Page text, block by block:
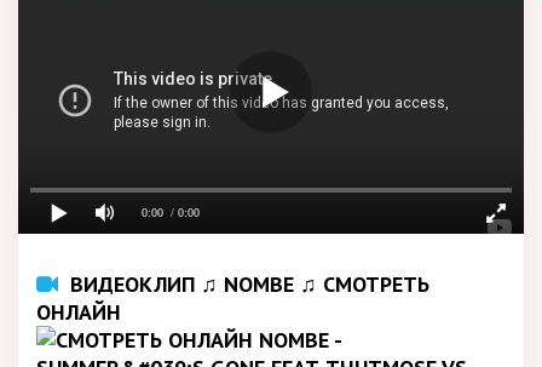
0:00 / 0:00
ВИДЕОКЛИП ♫ NOMBE ♫ СМОТРЕТЬ
ОНЛАЙН